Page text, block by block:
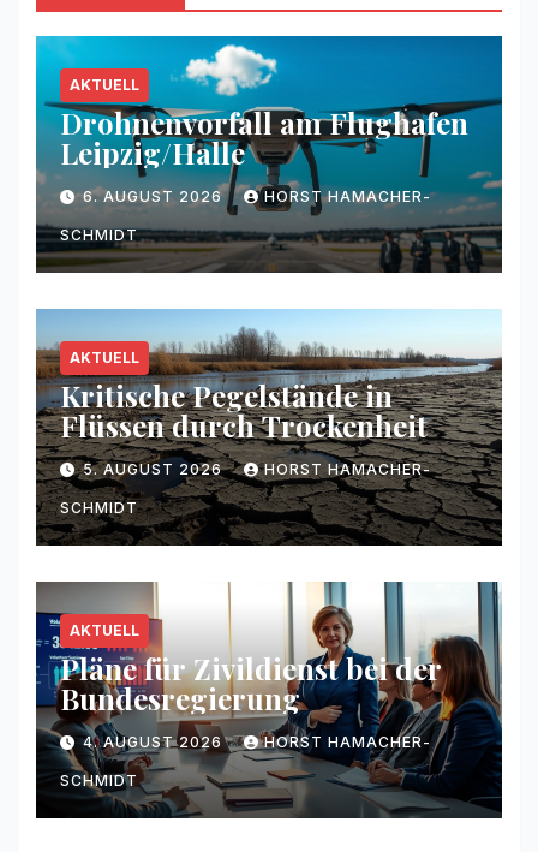
AKTUELL
Drohnenvorfall am Flughafen
Leipzig/Halle
6. AUGUST 2026 HORST HAMACHER-
SCHMIDT
AKTUELL
Kritische Pegelstände in
Flüssen durch Trockenheit
5. AUGUST 2026 HORST HAMACHER-
SCHMIDT
AKTUELL
Pläne für Zivildienst bei der
Bundesregierung
4. AUGUST 2026 HORST HAMACHER-
SCHMIDT